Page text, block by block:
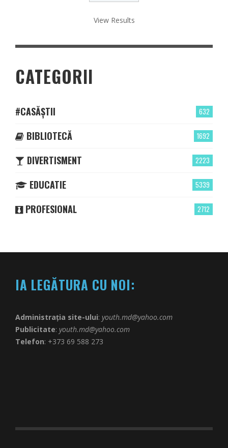
View Results
CATEGORII
632
#CASĂȘTII
1692
BIBLIOTECĂ
2223
DIVERTISMENT
5339
EDUCATIE
2712
PROFESIONAL
IA LEGĂTURA CU NOI:
Administrația site-ului: youth.md@yahoo.com
Publicitate: youth.md@yahoo.com
Telefon: +373 69 588 273